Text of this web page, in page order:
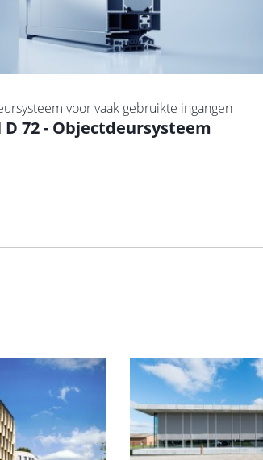
voor vaak gebruikte ingangen
D 72 - Objectdeursysteem